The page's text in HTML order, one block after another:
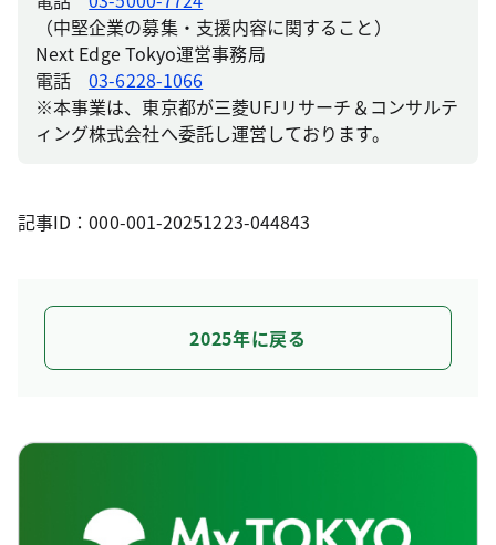
（中堅企業の募集・支援内容に関すること）
Next Edge Tokyo運営事務局
電話03-6228-1066
※本事業は、東京都が三菱UFJリサーチ＆コンサルテ
ィング株式会社へ委託し運営しております。
記事ID：000-001-20251223-044843
2025年に戻る